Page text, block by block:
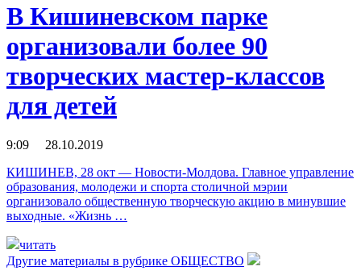
В Кишиневском парке
организовали более 90
творческих мастер-классов
для детей
9:09 28.10.2019
КИШИНЕВ, 28 окт — Новости-Молдова. Главное управление
образования, молодежи и спорта столичной мэрии
организовало общественную творческую акцию в минувшие
выходные. «Жизнь …
читать
Другие материалы в рубрике ОБЩЕСТВО